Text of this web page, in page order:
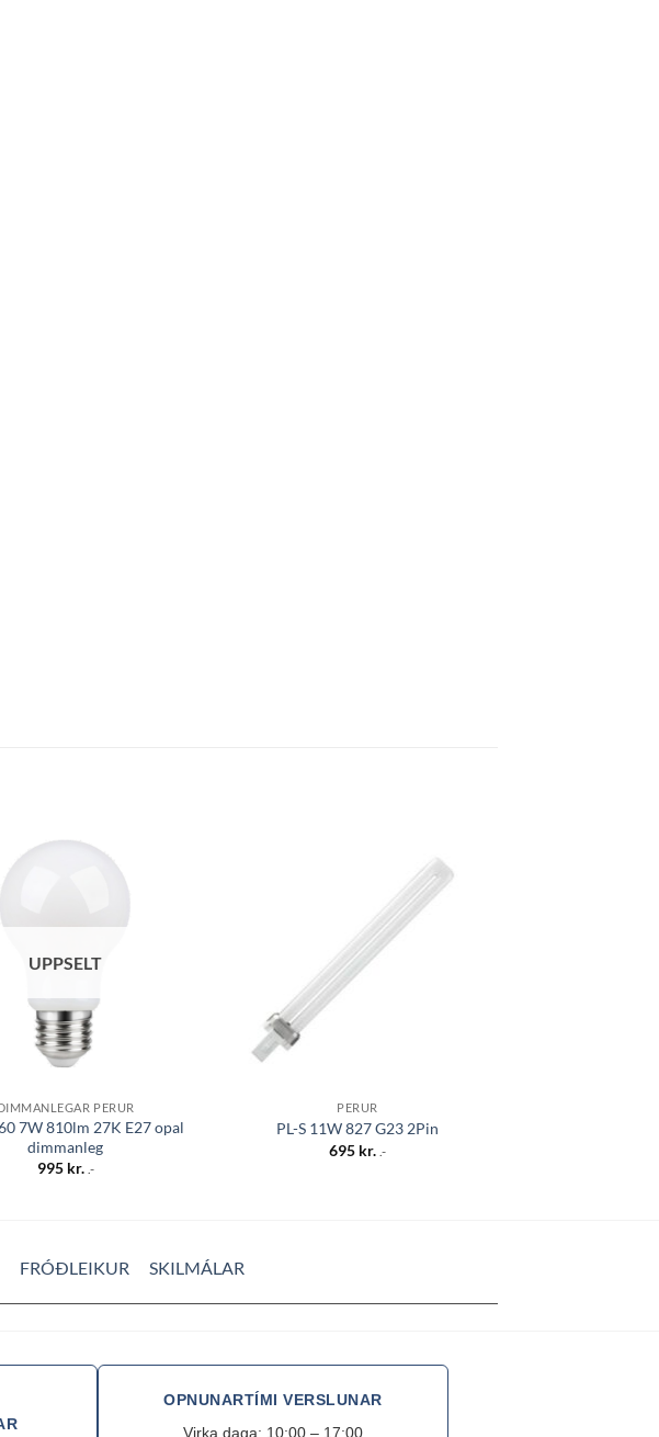
UPPSELT
PERUR
7W 810lm 27K E27 opal
dimmanleg
995 kr. .-
Bæta á
óskalista
PERUR
PL-S 11W 827 G23 2Pin
695 kr. .-
FRÓÐLEIKUR SKILMÁLAR
OPNUNARTÍMI VERSLUNAR
Virka daga: 10:00 – 17:00